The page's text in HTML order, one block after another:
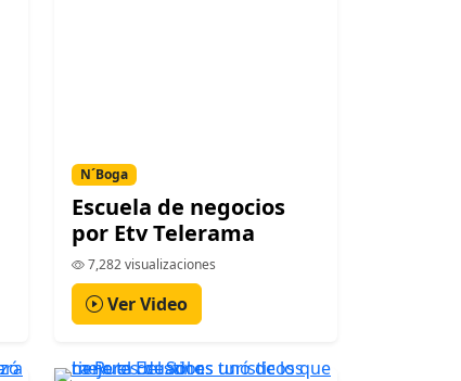
N´Boga
Escuela de negocios
por Etv Telerama
7,282 visualizaciones
Ver Video